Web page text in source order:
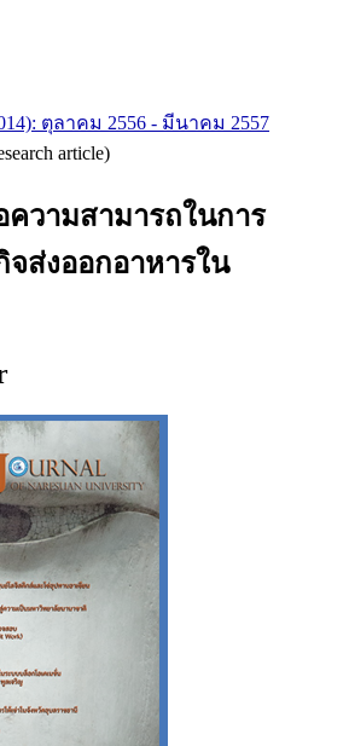
ตุลาคม 2556 - มีนาคม 2557
article)
วามสามารถในการ
ส่งออกอาหารใน